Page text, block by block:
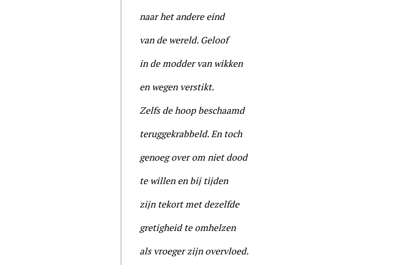
naar het andere eind
van de wereld. Geloof
in de modder van wikken
en wegen verstikt.
Zelfs de hoop beschaamd
teruggekrabbeld. En toch
genoeg over om niet dood
te willen en bij tijden
zijn tekort met dezelfde
gretigheid te omhelzen
als vroeger zijn overvloed.